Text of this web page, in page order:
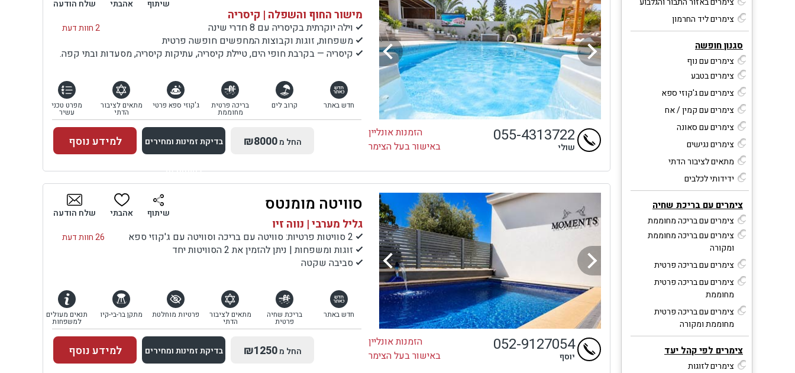
צימרים ליד החרמון
סגנון חופשה
צימרים עם נוף
צימרים בטבע
צימרים עם ג'קוזי ספא
צימרים עם קמין / אח
צימרים עם סאונה
צימרים נגישים
מתאים לציבור הדתי
ידידותי לכלבים
צימרים עם בריכת שחיה
צימרים עם בריכה מחוממת
צימרים עם בריכה מחוממת
ומקורה
צימרים עם בריכה פרטית
צימרים עם בריכה פרטית
מחוממת
צימרים עם בריכה פרטית
מחוממת ומקורה
צימרים לפי קהל יעד
צימרים לזוגות
מישור החוף והשפלה | קיסריה
2 חוות דעת
וילה יוקרתית בקיסריה עם 8 חדרי שינה
משפחות, זוגות וקבוצות המחפשים חופשה פרטית
קיסריה — בקרבת חופי הים, טיילת קיסריה, עתיקות קיסריה, מסעדות ובתי קפה.
שיתוף אהבתי שלח הודעה
חדש באתר קרוב לים בריכה פרטית
מחוממת
ג'קוזי ספא פרטי מתאים לציבור
הדתי
מפרט טכני
עשיר
הזמנות אונליין
באישור בעל הצימר
055-4313722
שולי החל מ₪8000 בדיקת זמינות ומחירים
למתחם זה
בדיקת זמינות ומחירים
למידע נוסף
סוויטה מומנטס
גליל מערבי | נווה זיו
26 חוות דעת
2 סוויטות פרטיות: סוויטה עם בריכה וסוויטה עם ג'קוזי ספא
זוגות ומשפחות | ניתן להזמין את 2 הסוויטות יחד
סביבה שקטה
שיתוף אהבתי שלח הודעה
חדש באתר בריכת שחיה
פרטית
מתאים לציבור
הדתי
פרטיות מוחלטת מתקן בר-בי-קיו תנאים מעולים
למשפחות
הזמנות אונליין
באישור בעל הצימר
052-9127054
יוסף החל מ₪1250 בדיקת זמינות ומחירים למידע נוסף